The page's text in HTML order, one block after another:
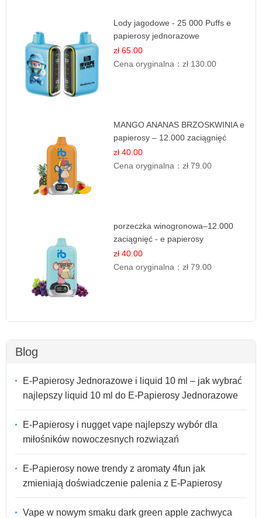
Lody jagodowe - 25 000 Puffs e
papierosy jednorazowe
zł 65.00
Cena oryginalna：zł 130.00
MANGO ANANAS BRZOSKWINIA e
papierosy – 12.000 zaciągnięć
zł 40.00
Cena oryginalna：zł 79.00
porzeczka winogronowa–12.000
zaciągnięć - e papierosy
zł 40.00
Cena oryginalna：zł 79.00
Blog
E-Papierosy Jednorazowe i liquid 10 ml – jak wybrać
najlepszy liquid 10 ml do E-Papierosy Jednorazowe
E-Papierosy i nugget vape najlepszy wybór dla
miłośników nowoczesnych rozwiązań
E-Papierosy nowe trendy z aromaty 4fun jak
zmieniają doświadczenie palenia z E-Papierosy
Vape w nowym smaku dark green apple zachwyca